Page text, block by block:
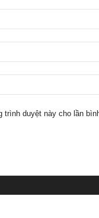
duyệt này cho lần